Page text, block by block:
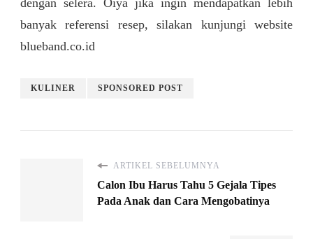
dengan selera. Oiya jika ingin mendapatkan lebih
banyak referensi resep, silakan kunjungi website
blueband.co.id
KULINER SPONSORED POST
ARTIKEL SEBELUMNYA
Calon Ibu Harus Tahu 5 Gejala Tipes
Pada Anak dan Cara Mengobatinya